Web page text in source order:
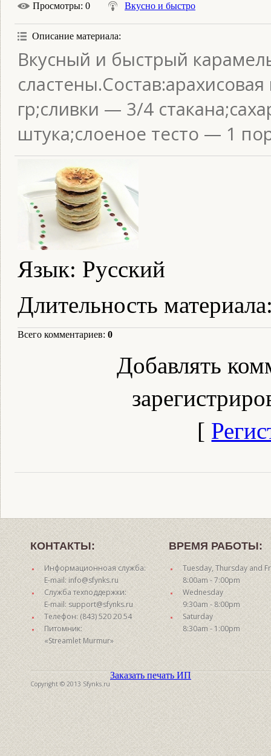
Просмотры: 0 Вкусно и быстро
Описание материала:
Вкусный и быстрый
гр;сливки — 3/4
штука;слоеное тесто — 1
Язык: Русский
Длительность материала
Всего комментариев: 0
Добавлять
[
КОНТАКТЫ:
Информационноая служба:
E-mail: info@sfynks.ru
Служба техподдержки:
E-mail: support@sfynks.ru
Телефон: (843) 520 20 54
Питомник:
«Streamlet Murmur»
ВРЕМЯ РАБОТЫ:
Tuesday, Thursday and
8:00am - 7:00pm
Wednesday
9:30am - 8:00pm
Saturday
8:30am - 1:00pm
Copyright © 2013 Sfynks.ru
Заказать печать ИП